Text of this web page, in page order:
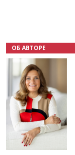
ОБ АВТОРЕ